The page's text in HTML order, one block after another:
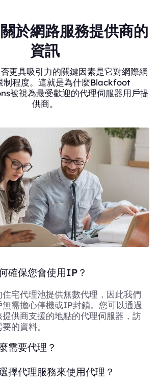
於網路服務提供商的
資訊
更具吸引力的關鍵因素是它對網際網
制程度。這就是為什麼Blackfoot
被視為最受歡迎的代理伺服器用戶提
供商。
確保您會使用IP？
住宅代理池提供無數代理，因此我們
無需擔心停機或IP封鎖。您可以通過
提供商支援的地點的代理伺服器，訪
的資料。
需要代理？
擇代理服務來使用代理？